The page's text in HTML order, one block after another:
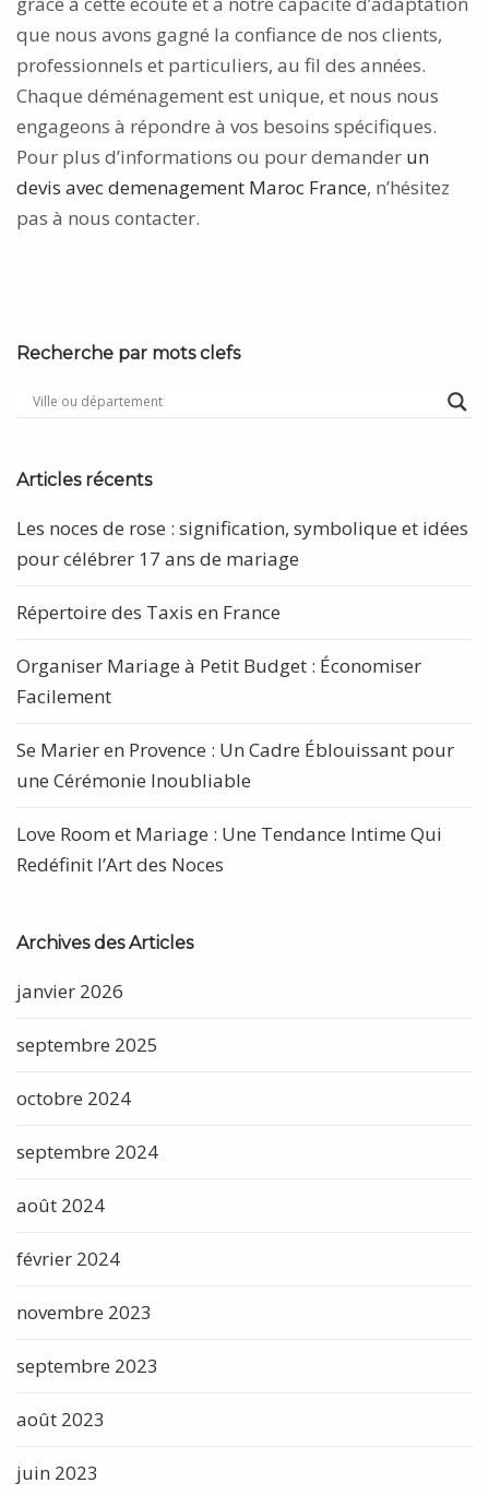
que nous avons gagné la confiance de nos clients,
professionnels et particuliers, au fil des années.
Chaque déménagement est unique, et nous nous
engageons à répondre à vos besoins spécifiques.
Pour plus d’informations ou pour demander un
devis avec demenagement Maroc France, n’hésitez
pas à nous contacter.
Recherche par mots clefs
Articles récents
Les noces de rose : signification, symbolique et idées
pour célébrer 17 ans de mariage
Répertoire des Taxis en France
Organiser Mariage à Petit Budget : Économiser
Facilement
Se Marier en Provence : Un Cadre Éblouissant pour
une Cérémonie Inoubliable
Love Room et Mariage : Une Tendance Intime Qui
Redéfinit l’Art des Noces
Archives des Articles
janvier 2026
septembre 2025
octobre 2024
septembre 2024
août 2024
février 2024
novembre 2023
septembre 2023
août 2023
juin 2023